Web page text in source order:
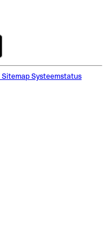
Sitemap Systeemstatus